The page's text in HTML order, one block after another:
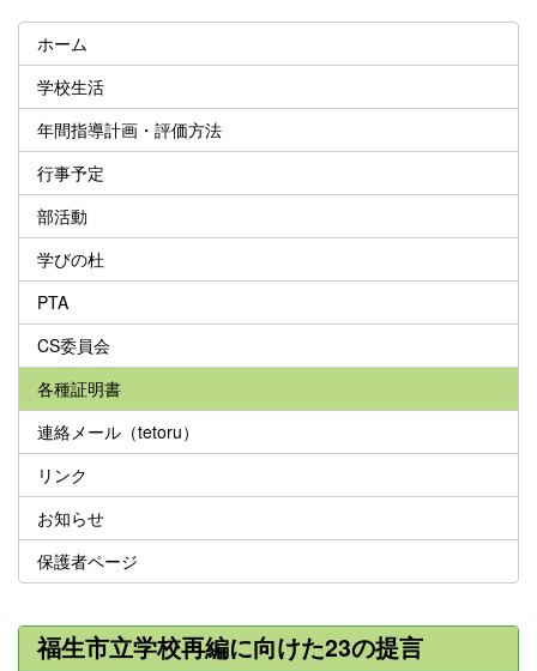
ホーム
学校生活
年間指導計画・評価方法
行事予定
部活動
学びの杜
PTA
CS委員会
各種証明書
連絡メール（tetoru）
リンク
お知らせ
保護者ページ
福生市立学校再編に向けた23の提言